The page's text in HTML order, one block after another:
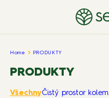
Home PRODUKTY
PRODUKTY
VšechnyČistý prostor